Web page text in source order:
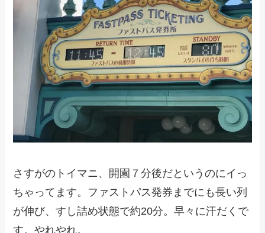
さすがのトイマニ、開園７分後だというのにイっ
ちゃってます。ファストパス発券までにも長い列
が伸び、すし詰め状態で約20分。早々に汗だくで
す。やれやれ。